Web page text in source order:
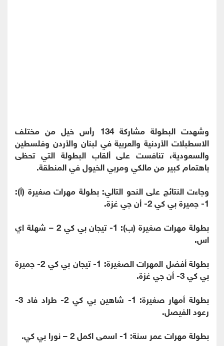
وشهدت البطولة مشاركة 134 رأس خيل من مختلف
الاسطبلات الأردنية والعربية في لبنان والأردن وفلسطين
والسعودية، تنافست على ألقاب البطولة التي تحظى
باهتمام كبير من مالكي ومربي الخيول في المنطقة.
وجاءت النتائج على النحو التالي: بطولة مھرات صغيرة (أ):
1- جميرة بي كي 2- أن جي غزة.
بطولة مھرات صغيرة (ب): 1- تيجان بي كي 2 – شهلة اي
اس.
بطولة أفضل المهرات الصغيرة: 1- تيجان بي كي 2- جميرة
بي كي 3- أن جي غزة.
بطولة أمھار صغيرة: 1- شاهين بي كي 2- طراد فاد 3-
رعود الفيصل.
بطولة مهرات عمر سنة: 1- اسمى اكمل 2 – نورا بي كي.